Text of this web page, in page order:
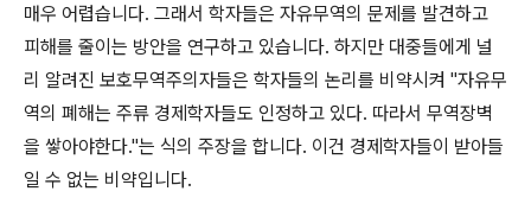
매우 어렵습니다. 그래서 학자들은 자유무역의 문제를 발견하고
피해를 줄이는 방안을 연구하고 있습니다. 하지만 대중들에게 널
리 알려진 보호무역주의자들은 학자들의 논리를 비약시켜 "자유무
역의 폐해는 주류 경제학자들도 인정하고 있다. 따라서 무역장벽
을 쌓아야한다."는 식의 주장을 합니다. 이건 경제학자들이 받아들
일 수 없는 비약입니다.